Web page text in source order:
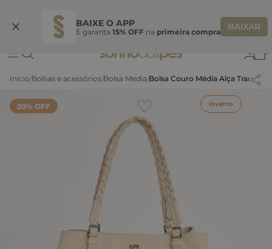
BAIXE O APP
E garanta 15% OFF na primeira compra BAIXAR
Ganhe 10% OFF na coleção utilizando o código do seu vendedor*
Bolsas e acessórios Bolsa Media Bolsa Couro Média Alça Trançada
20% OFF Inverno